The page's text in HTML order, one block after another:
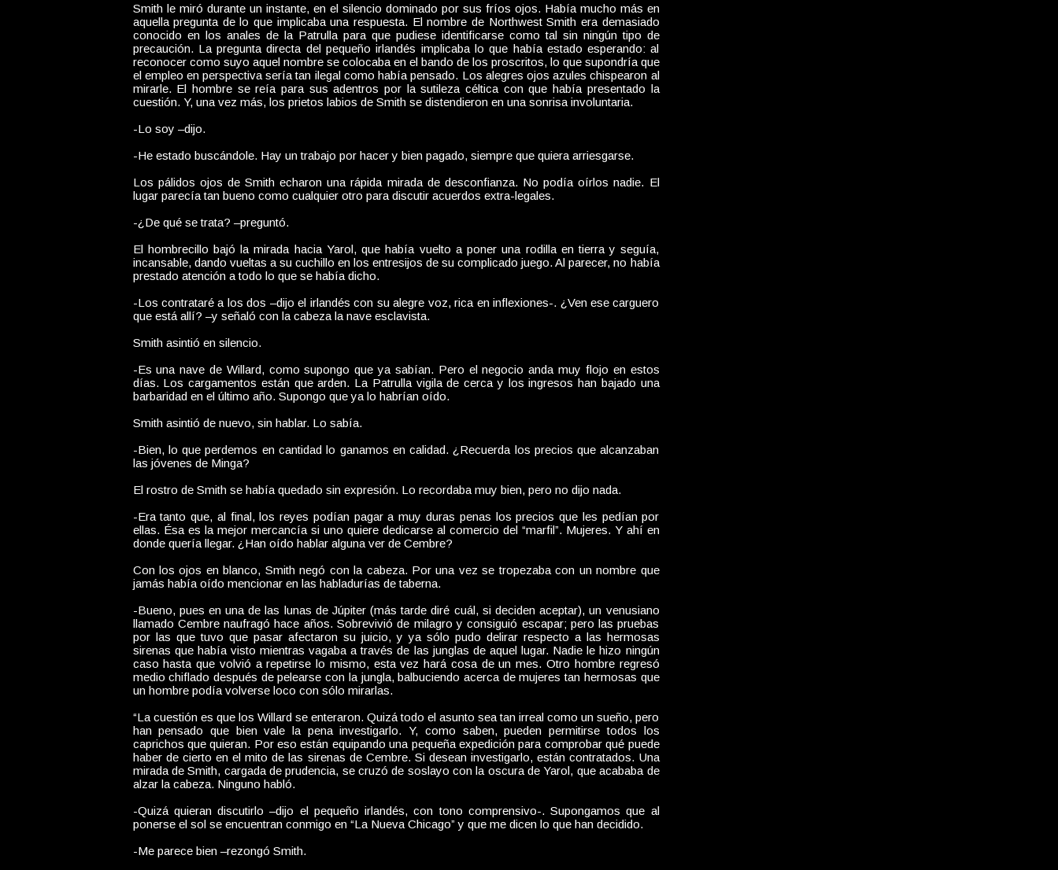
Smith le miró durante un instante, en el silencio dominado por sus fríos ojos. Había mucho más en
aquella pregunta de lo que implicaba una respuesta. El nombre de Northwest Smith era demasiado
conocido en los anales de la Patrulla para que pudiese identificarse como tal sin ningún tipo de
precaución. La pregunta directa del pequeño irlandés implicaba lo que había estado esperando: al
reconocer como suyo aquel nombre se colocaba en el bando de los proscritos, lo que supondría que
el empleo en perspectiva sería tan ilegal como había pensado. Los alegres ojos azules chispearon al
mirarle. El hombre se reía para sus adentros por la sutileza céltica con que había presentado la
cuestión. Y, una vez más, los prietos labios de Smith se distendieron en una sonrisa involuntaria.
-Lo soy –dijo.
-He estado buscándole. Hay un trabajo por hacer y bien pagado, siempre que quiera arriesgarse.
Los pálidos ojos de Smith echaron una rápida mirada de desconfianza. No podía oírlos nadie. El
lugar parecía tan bueno como cualquier otro para discutir acuerdos extra-legales.
-¿De qué se trata? –preguntó.
El hombrecillo bajó la mirada hacia Yarol, que había vuelto a poner una rodilla en tierra y seguía,
incansable, dando vueltas a su cuchillo en los entresijos de su complicado juego. Al parecer, no había
prestado atención a todo lo que se había dicho.
-Los contrataré a los dos –dijo el irlandés con su alegre voz, rica en inflexiones-. ¿Ven ese carguero
que está allí? –y señaló con la cabeza la nave esclavista.
Smith asintió en silencio.
-Es una nave de Willard, como supongo que ya sabían. Pero el negocio anda muy flojo en estos
días. Los cargamentos están que arden. La Patrulla vigila de cerca y los ingresos han bajado una
barbaridad en el último año. Supongo que ya lo habrían oído.
Smith asintió de nuevo, sin hablar. Lo sabía.
-Bien, lo que perdemos en cantidad lo ganamos en calidad. ¿Recuerda los precios que alcanzaban
las jóvenes de Minga?
El rostro de Smith se había quedado sin expresión. Lo recordaba muy bien, pero no dijo nada.
-Era tanto que, al final, los reyes podían pagar a muy duras penas los precios que les pedían por
ellas. Ésa es la mejor mercancía si uno quiere dedicarse al comercio del “marfil”. Mujeres. Y ahí en
donde quería llegar. ¿Han oído hablar alguna ver de Cembre?
Con los ojos en blanco, Smith negó con la cabeza. Por una vez se tropezaba con un nombre que
jamás había oído mencionar en las habladurías de taberna.
-Bueno, pues en una de las lunas de Júpiter (más tarde diré cuál, si deciden aceptar), un venusiano
llamado Cembre naufragó hace años. Sobrevivió de milagro y consiguió escapar; pero las pruebas
por las que tuvo que pasar afectaron su juicio, y ya sólo pudo delirar respecto a las hermosas
sirenas que había visto mientras vagaba a través de las junglas de aquel lugar. Nadie le hizo ningún
caso hasta que volvió a repetirse lo mismo, esta vez hará cosa de un mes. Otro hombre regresó
medio chiflado después de pelearse con la jungla, balbuciendo acerca de mujeres tan hermosas que
un hombre podía volverse loco con sólo mirarlas.
“La cuestión es que los Willard se enteraron. Quizá todo el asunto sea tan irreal como un sueño, pero
han pensado que bien vale la pena investigarlo. Y, como saben, pueden permitirse todos los
caprichos que quieran. Por eso están equipando una pequeña expedición para comprobar qué puede
haber de cierto en el mito de las sirenas de Cembre. Si desean investigarlo, están contratados. Una
mirada de Smith, cargada de prudencia, se cruzó de soslayo con la oscura de Yarol, que acababa de
alzar la cabeza. Ninguno habló.
-Quizá quieran discutirlo –dijo el pequeño irlandés, con tono comprensivo-. Supongamos que al
ponerse el sol se encuentran conmigo en “La Nueva Chicago” y que me dicen lo que han decidido.
-Me parece bien –rezongó Smith.